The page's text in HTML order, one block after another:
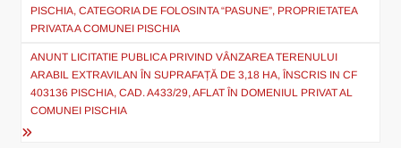
PISCHIA, CATEGORIA DE FOLOSINTA “PASUNE”, PROPRIETATEA
PRIVATA A COMUNEI PISCHIA
ANUNT LICITATIE PUBLICA PRIVIND VÂNZAREA TERENULUI
ARABIL EXTRAVILAN ÎN SUPRAFAȚĂ DE 3,18 HA, ÎNSCRIS IN CF
403136 PISCHIA, CAD. A433/29, AFLAT ÎN DOMENIUL PRIVAT AL
COMUNEI PISCHIA